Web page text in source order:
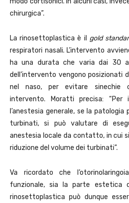
chirurgica”.
La rinosettoplastica è il gold
respiratori nasali. L’intervento
ha una durata che varia dai 30
dell’intervento vengono posizionati
nel naso, per evitare sinechie
intervento. Moratti precisa:
l’anestesia generale, se la patologia
turbinati, si può valutare di
anestesia locale da contatto, in cui
riduzione del volume dei turbinati”.
Va ricordato che
funzionale, sia la parte estetica
rinosettoplastica può dunque